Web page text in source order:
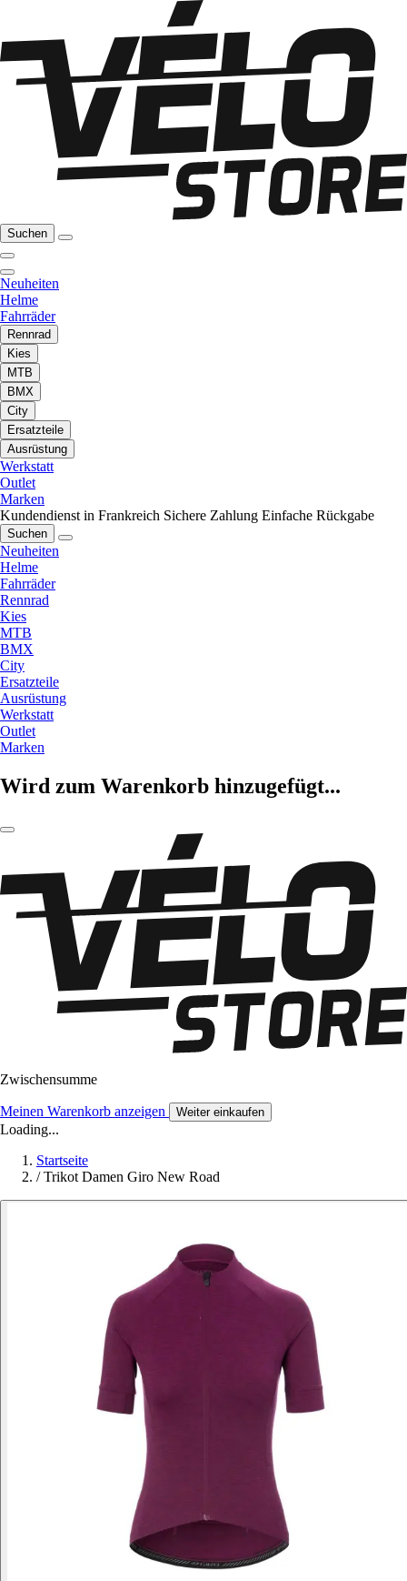
Suchen
Neuheiten
Helme
Fahrräder
Rennrad
Kies
MTB
BMX
City
Ersatzteile
Ausrüstung
Werkstatt
Outlet
Marken
Kundendienst in Frankreich Sichere Zahlung Einfache Rückgabe
Suchen
Neuheiten
Helme
Fahrräder
Rennrad
Kies
MTB
BMX
City
Ersatzteile
Ausrüstung
Werkstatt
Outlet
Marken
Wird zum Warenkorb hinzugefügt...
Zwischensumme
Meinen Warenkorb anzeigen Weiter einkaufen
Loading...
Startseite
/ Trikot Damen Giro New Road